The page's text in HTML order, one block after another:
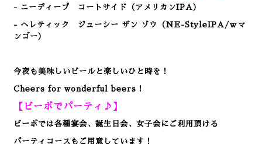
- ニーディープ コートサイド（アメリカンIPA）
- ヘレティック ジューシー ザン ゾウ
（NE-StyleIPA/ｗマ
ンゴー）
今夜も美味しいビールと楽しいひと時を！
Cheers for wonderful beers！
【ビーボでパーティ♪】
ビーボでは各種宴会、誕生日会、女子会にご利用頂ける
パーティコースもご用意しています！